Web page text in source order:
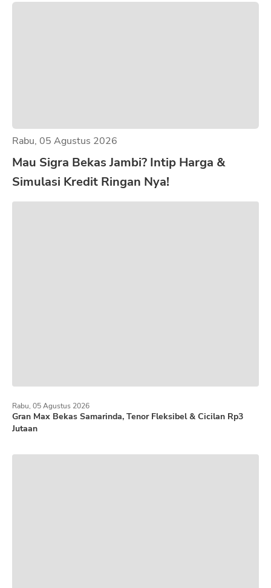
Rabu, 05 Agustus 2026
Mau Sigra Bekas Jambi? Intip Harga &
Simulasi Kredit Ringan Nya!
Gran Max Bekas Samarinda, Tenor Fleksibel & Cicilan Rp3
Jutaan
Rabu, 05 Agustus 2026